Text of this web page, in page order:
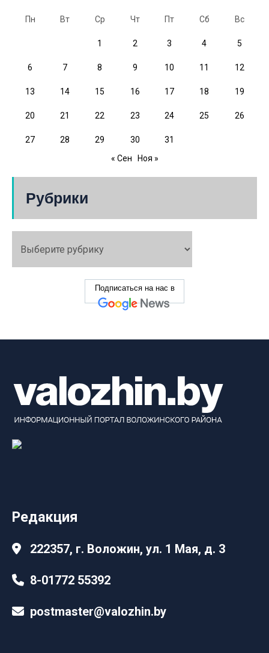
Пн Вт Ср Чт Пт Сб Вс
1 2 3 4 5
6 7 8 9 10 11 12
13 14 15 16 17 18 19
20 21 22 23 24 25 26
27 28 29 30
31
« Сен
Ноя »
Рубрики
Подписаться на нас в
Редакция
222357, г. Воложин, ул. 1 Мая, д. 3
8-01772 55392
postmaster@valozhin.by